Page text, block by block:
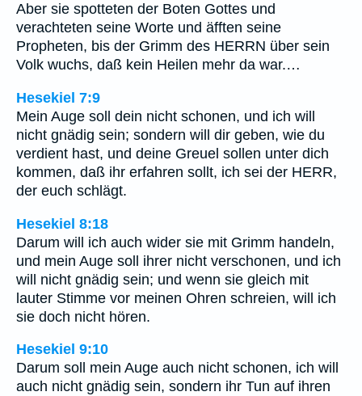
Aber sie spotteten der Boten Gottes und
verachteten seine Worte und äfften seine
Propheten, bis der Grimm des HERRN über sein
Volk wuchs, daß kein Heilen mehr da war.…
Hesekiel 7:9
Mein Auge soll dein nicht schonen, und ich will
nicht gnädig sein; sondern will dir geben, wie du
verdient hast, und deine Greuel sollen unter dich
kommen, daß ihr erfahren sollt, ich sei der HERR,
der euch schlägt.
Hesekiel 8:18
Darum will ich auch wider sie mit Grimm handeln,
und mein Auge soll ihrer nicht verschonen, und ich
will nicht gnädig sein; und wenn sie gleich mit
lauter Stimme vor meinen Ohren schreien, will ich
sie doch nicht hören.
Hesekiel 9:10
Darum soll mein Auge auch nicht schonen, ich will
auch nicht gnädig sein, sondern ihr Tun auf ihren